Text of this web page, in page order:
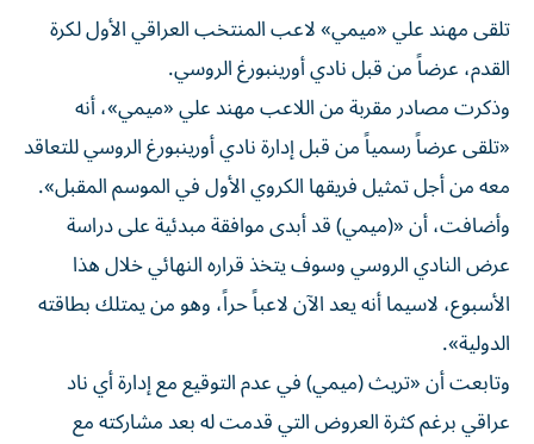
تلقى مهند علي «ميمي» لاعب المنتخب العراقي الأول لكرة
القدم، عرضاً من قبل نادي أورينبورغ الروسي.
وذكرت مصادر مقربة من اللاعب مهند علي «ميمي»، أنه
«تلقى عرضاً رسمياً من قبل إدارة نادي أورينبورغ الروسي للتعاقد
معه من أجل تمثيل فريقها الكروي الأول في الموسم المقبل».
وأضافت، أن «(ميمي) قد أبدى موافقة مبدئية على دراسة
عرض النادي الروسي وسوف يتخذ قراره النهائي خلال هذا
الأسبوع، لاسيما أنه يعد الآن لاعباً حراً، وهو من يمتلك بطاقته
الدولية».
وتابعت أن «تريث (ميمي) في عدم التوقيع مع إدارة أي ناد
عراقي برغم كثرة العروض التي قدمت له بعد مشاركته مع